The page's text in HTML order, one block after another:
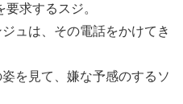
求するスジ。
ュは、その電話をかけてき
を見て、嫌な予感のするソ